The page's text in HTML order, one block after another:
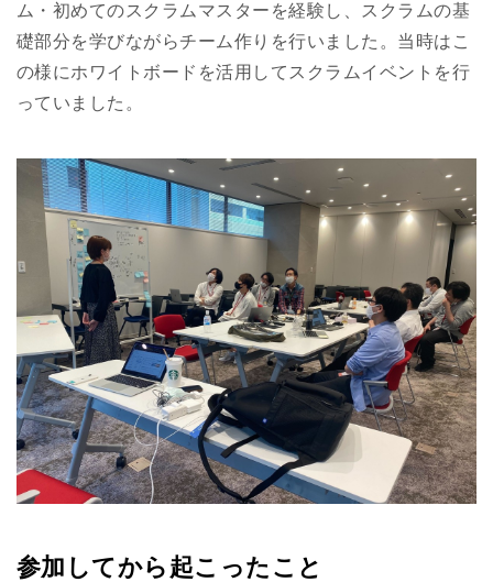
ム・初めてのスクラムマスターを経験し、スクラムの基
礎部分を学びながらチーム作りを行いました。当時はこ
の様にホワイトボードを活用してスクラムイベントを行
っていました。
参加してから起こったこと